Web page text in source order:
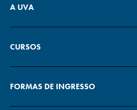
A UVA
CURSOS
FORMAS DE INGRESSO